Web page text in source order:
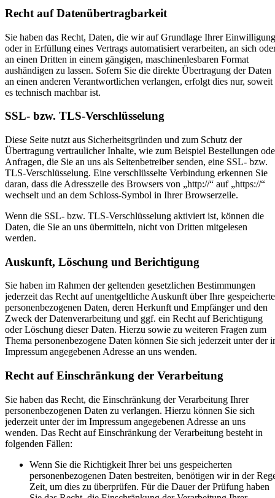
Recht auf Datenübertragbarkeit
Sie haben das Recht, Daten, die wir auf Grundlage Ihrer Einwilligung
oder in Erfüllung eines Vertrags automatisiert verarbeiten, an sich
an einen Dritten in einem gängigen, maschinenlesbaren Format
aushändigen zu lassen. Sofern Sie die direkte Übertragung der Daten
an einen anderen Verantwortlichen verlangen, erfolgt dies nur, soweit
es technisch machbar ist.
SSL- bzw. TLS-Verschlüsselung
Diese Seite nutzt aus Sicherheitsgründen und zum Schutz der
Übertragung vertraulicher Inhalte, wie zum Beispiel Bestellungen
Anfragen, die Sie an uns als Seitenbetreiber senden, eine SSL- bzw.
TLS-Verschlüsselung. Eine verschlüsselte Verbindung erkennen Sie
daran, dass die Adresszeile des Browsers von „http://“ auf „https://“
wechselt und an dem Schloss-Symbol in Ihrer Browserzeile.
Wenn die SSL- bzw. TLS-Verschlüsselung aktiviert ist, können die
Daten, die Sie an uns übermitteln, nicht von Dritten mitgelesen
werden.
Auskunft, Löschung und Berichtigung
Sie haben im Rahmen der geltenden gesetzlichen Bestimmungen
jederzeit das Recht auf unentgeltliche Auskunft über Ihre
personenbezogenen Daten, deren Herkunft und Empfänger und den
Zweck der Datenverarbeitung und ggf. ein Recht auf Berichtigung
oder Löschung dieser Daten. Hierzu sowie zu weiteren Fragen zum
Thema personenbezogene Daten können Sie sich jederzeit unter der
Impressum angegebenen Adresse an uns wenden.
Recht auf Einschränkung der Verarbeitung
Sie haben das Recht, die Einschränkung der Verarbeitung Ihrer
personenbezogenen Daten zu verlangen. Hierzu können Sie sich
jederzeit unter der im Impressum angegebenen Adresse an uns
wenden. Das Recht auf Einschränkung der Verarbeitung besteht in
folgenden Fällen:
Wenn Sie die Richtigkeit Ihrer bei uns gespeicherten
personenbezogenen Daten bestreiten, benötigen wir in der
Zeit, um dies zu überprüfen. Für die Dauer der Prüfung haben